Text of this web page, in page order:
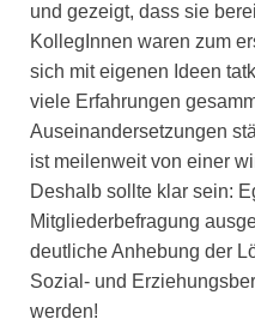
und gezeigt, dass sie
KollegInnen waren zum
sich mit eigenen Ideen
viele Erfahrungen
Auseinandersetzungen
ist meilenweit von einer
Deshalb sollte klar sein:
Mitgliederbefragung
deutliche Anhebung der
Sozial- und
werden!